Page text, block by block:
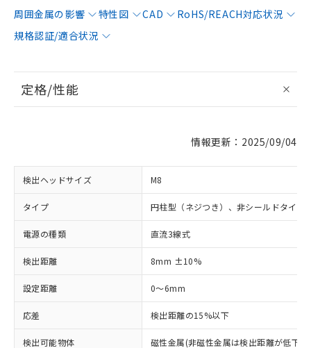
周囲金属の影響
特性図 CAD
RoHS/REACH対応状況
規格認証/適合状況
定格/性能
情報更新：2025/09/04
検出ヘッドサイズ M8
タイプ 円柱型（ネジつき）、非シールドタイプ
電源の種類 直流3線式
検出距離 8mm ±10%
設定距離 0～6mm
応差 検出距離の15%以下
検出可能物体 磁性金属(非磁性金属は検出距離が低下し